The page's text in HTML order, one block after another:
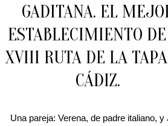
GADITANA. EL
ESTABLECIMIENTO
XVIII RUTA DE LA
CÁDIZ.
Una pareja: Verena, de padre italiano, y